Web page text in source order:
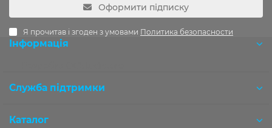
Оформити підписку
Я прочитав і згоден з умовами Политика безопасности
Інформація
Служба підтримки
Каталог